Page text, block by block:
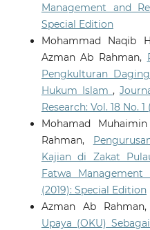
Management and
Special Edition
Mohammad Naqib
Azman Ab Rahman,
Pengkulturan
Hukum Islam,
Research: Vol. 18 No.
Mohamad
Rahman,
Kajian di Zakat
Fatwa Management
(2019): Special Edition
Azman Ab Rahman,
Upaya (OKU)